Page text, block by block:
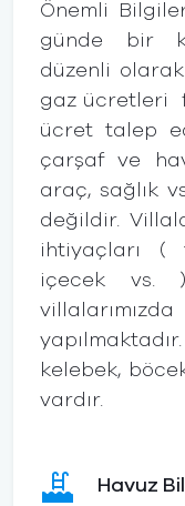
Önemli
günde bir
düzenli olarak
gaz ücretleri
ücret talep
çarşaf ve
araç, sağlık
değildir.
ihtiyaçları (
içecek vs. )
kelebek,
vardır.
Havuz